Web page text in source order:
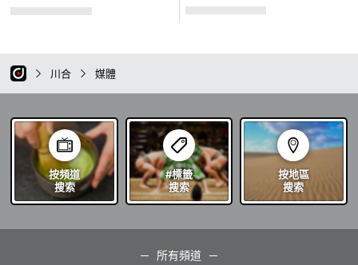
川合 媒體
按頻道
搜索
#標籤
搜索
按地區
搜索
所有頻道